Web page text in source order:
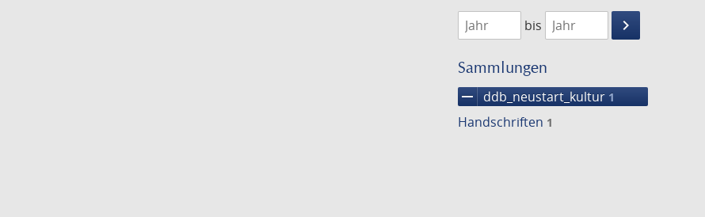
1474
1475
bis
keyboard_arrow_right
Suche
Sammlungen
remove ddb_neustart_kultur 1
Handschriften 1